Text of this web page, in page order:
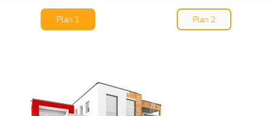
Plan 1 Plan 2